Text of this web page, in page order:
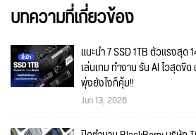
บทความที่เกี่ยวข้อง
แนะนำ 7 SSD 1TB ตัวแรงสุด
เล่นเกม ทำงาน รัน AI ไวสุดขี
พุ่งยังไงก็คุ้ม!!
Jun 13, 2026